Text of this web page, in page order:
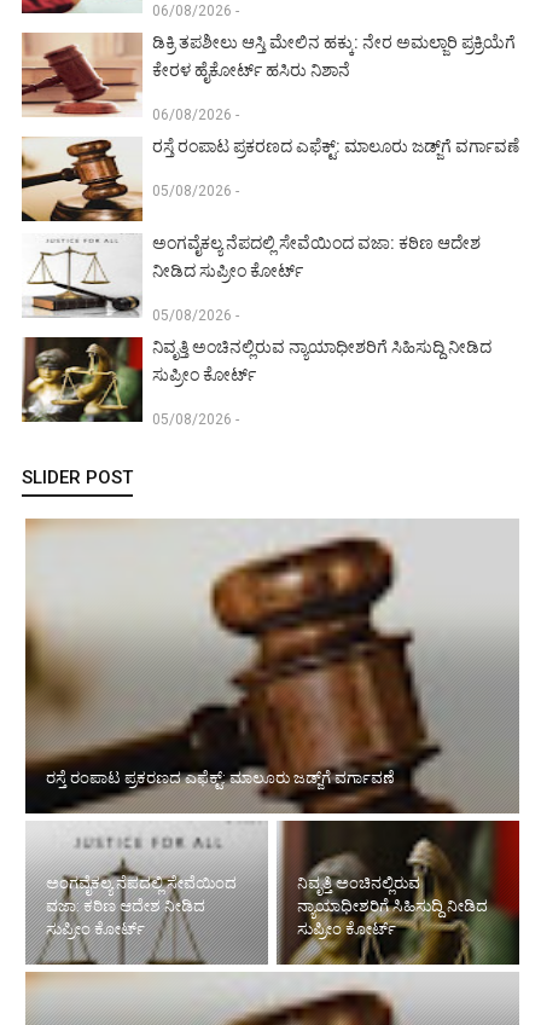
06/08/2026 -
ಡಿಕ್ರಿ ತಪಶೀಲು ಆಸ್ತಿ ಮೇಲಿನ ಹಕ್ಕು: ನೇರ ಅಮಲ್ಜಾರಿ ಪ್ರಕ್ರಿಯೆಗೆ
ಕೇರಳ ಹೈಕೋರ್ಟ್ ಹಸಿರು ನಿಶಾನೆ
06/08/2026 -
ರಸ್ತೆ ರಂಪಾಟ ಪ್ರಕರಣದ ಎಫೆಕ್ಟ್‌: ಮಾಲೂರು ಜಡ್ಜ್‌ಗೆ ವರ್ಗಾವಣೆ
05/08/2026 -
ಅಂಗವೈಕಲ್ಯ ನೆಪದಲ್ಲಿ ಸೇವೆಯಿಂದ ವಜಾ: ಕಠಿಣ ಆದೇಶ
ನೀಡಿದ ಸುಪ್ರೀಂ ಕೋರ್ಟ್‌
05/08/2026 -
ನಿವೃತ್ತಿ ಅಂಚಿನಲ್ಲಿರುವ ನ್ಯಾಯಾಧೀಶರಿಗೆ ಸಿಹಿಸುದ್ದಿ ನೀಡಿದ
ಸುಪ್ರೀಂ ಕೋರ್ಟ್‌
05/08/2026 -
SLIDER POST
ಅಂಗವೈಕಲ್ಯ ನೆಪದಲ್ಲಿ ಸೇವೆಯಿಂದ ವಜಾ: ಕಠಿಣ ಆದೇಶ ನೀಡಿದ ಸುಪ್ರೀಂ
ಕೋರ್ಟ್‌
ನಿವೃತ್ತಿ ಅಂಚಿನಲ್ಲಿರುವ
ನ್ಯಾಯಾಧೀಶರಿಗೆ ಸಿಹಿಸುದ್ದಿ ನೀಡಿದ
ಸುಪ್ರೀಂ ಕೋರ್ಟ್‌
ಮಾಲೂರು ಜಡ್ಜ್‌ ಕಥೆ ಏನು..?
ನ್ಯಾಯಾಂಗ ಅಧಿಕಾರಿ ವಿರುದ್ಧ
ಹೈಕೋರ್ಟ್ ಕೆಂಡಾಮಂಡಲ